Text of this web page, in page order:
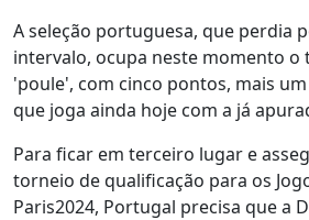
A seleção portuguesa, que perdia
intervalo, ocupa neste momento o
'poule', com cinco pontos, mais
que joga ainda hoje com a já
Para ficar em terceiro lugar e
torneio de qualificação para os
Paris2024, Portugal precisa que a